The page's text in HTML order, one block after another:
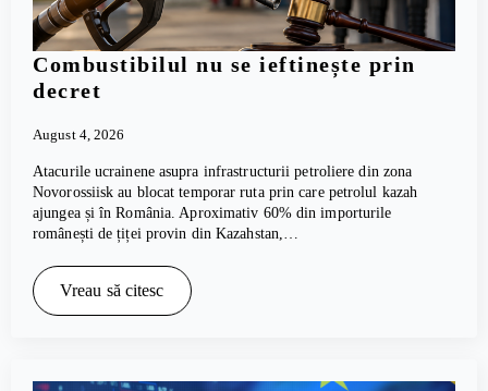
Combustibilul nu se ieftinește prin
decret
August 4, 2026
Atacurile ucrainene asupra infrastructurii petroliere din zona
Novorossiisk au blocat temporar ruta prin care petrolul kazah
ajungea și în România. Aproximativ 60% din importurile
românești de țiței provin din Kazahstan,…
Vreau să citesc